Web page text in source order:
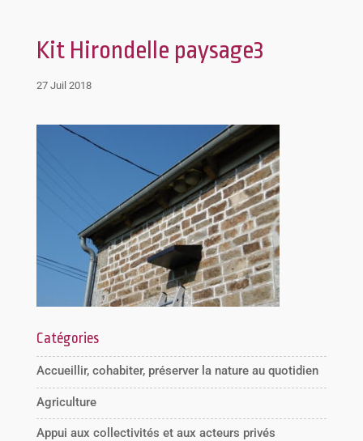
Kit Hirondelle paysage3
27 Juil 2018
Catégories
Accueillir, cohabiter, préserver la nature au quotidien
Agriculture
Appui aux collectivités et aux acteurs privés